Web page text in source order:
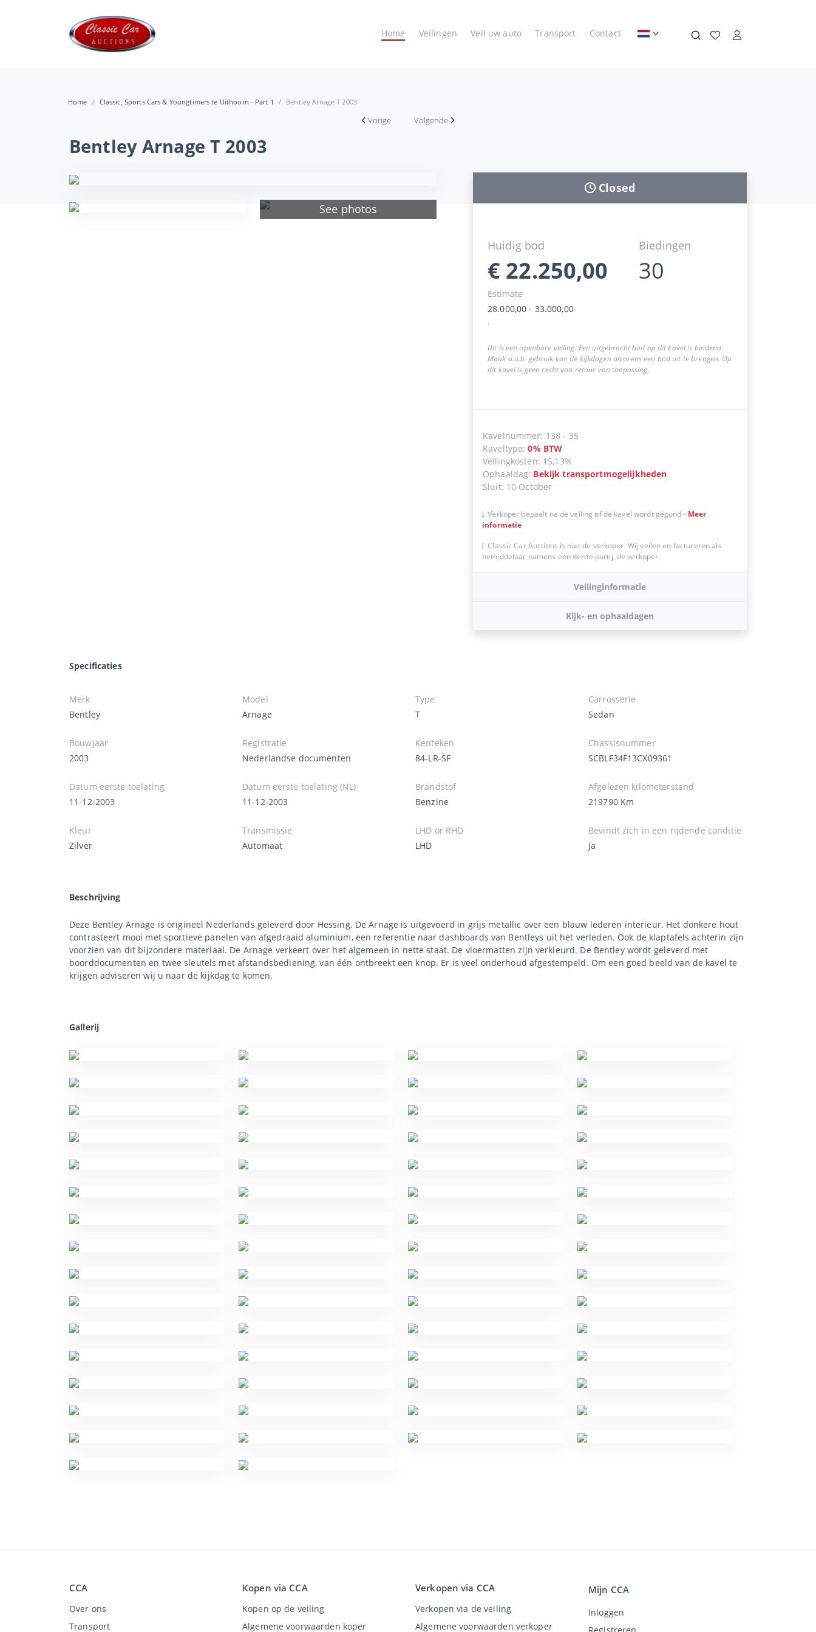
Home Veilingen Veil uw auto Transport Contact
Home Classic, Sports Cars & Youngtimers te Uithoorn - Part 1 Bentley Arnage T 2003
Vorige Volgende
Bentley Arnage T 2003
See photos
Closed
Huidig bod
€ 22.250,00
Biedingen
30
Estimate
28.000,00 - 33.000,00
.
Dit is een openbare veiling. Een uitgebracht bod op dit kavel is bindend.
Maak a.u.b. gebruik van de kijkdagen alvorens een bod uit te brengen. Op
dit kavel is geen recht van retour van toepassing.
Kavelnummer: 138 - 35
Kaveltype:0% BTW
Veilingkosten: 15,13%
Ophaaldag: Bekijk transportmogelijkheden
Sluit: 10 October
Verkoper bepaalt na de veiling of de kavel wordt gegund - Meer
informatie
Classic Car Auctions is niet de verkoper. Wij veilen en factureren als
bemiddelaar namens een derde partij, de verkoper.
Veilinginformatie
Kijk- en ophaaldagen
Specificaties
Merk
Bentley
Model
Arnage
Type
T
Carrosserie
Sedan
Bouwjaar
2003
Registratie
Nederlandse documenten
Kenteken
84-LR-SF
Chassisnummer
SCBLF34F13CX09361
Datum eerste toelating
11-12-2003
Datum eerste toelating (NL)
11-12-2003
Brandstof
Benzine
Afgelezen kilometerstand
219790 Km
Kleur
Zilver
Transmissie
Automaat
LHD or RHD
LHD
Bevindt zich in een rijdende conditie
Ja
Beschrijving
Deze Bentley Arnage is origineel Nederlands geleverd door Hessing. De Arnage is uitgevoerd in grijs metallic over een blauw lederen interieur. Het donkere hout
contrasteert mooi met sportieve panelen van afgedraaid aluminium, een referentie naar dashboards van Bentleys uit het verleden. Ook de klaptafels achterin zijn
voorzien van dit bijzondere materiaal. De Arnage verkeert over het algemeen in nette staat. De vloermatten zijn verkleurd. De Bentley wordt geleverd met
boorddocumenten en twee sleutels met afstandsbediening, van één ontbreekt een knop. Er is veel onderhoud afgestempeld. Om een goed beeld van de kavel te
krijgen adviseren wij u naar de kijkdag te komen.
Gallerij
CCA
Over ons
Transport
Kopen via CCA
Kopen op de veiling
Algemene voorwaarden koper
Verkopen via CCA
Verkopen via de veiling
Algemene voorwaarden verkoper
Mijn CCA
Inloggen
Registreren